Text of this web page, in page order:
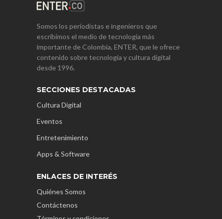
Somos los periodistas e ingenieros que
escribimos el medio de tecnología más
importante de Colombia, ENTER, que le ofrece
contenido sobre tecnología y cultura digital
desde 1996.
SECCIONES DESTACADAS
Cultura Digital
Eventos
Entretenimiento
Apps & Software
ENLACES DE INTERÉS
Quiénes Somos
Contáctenos